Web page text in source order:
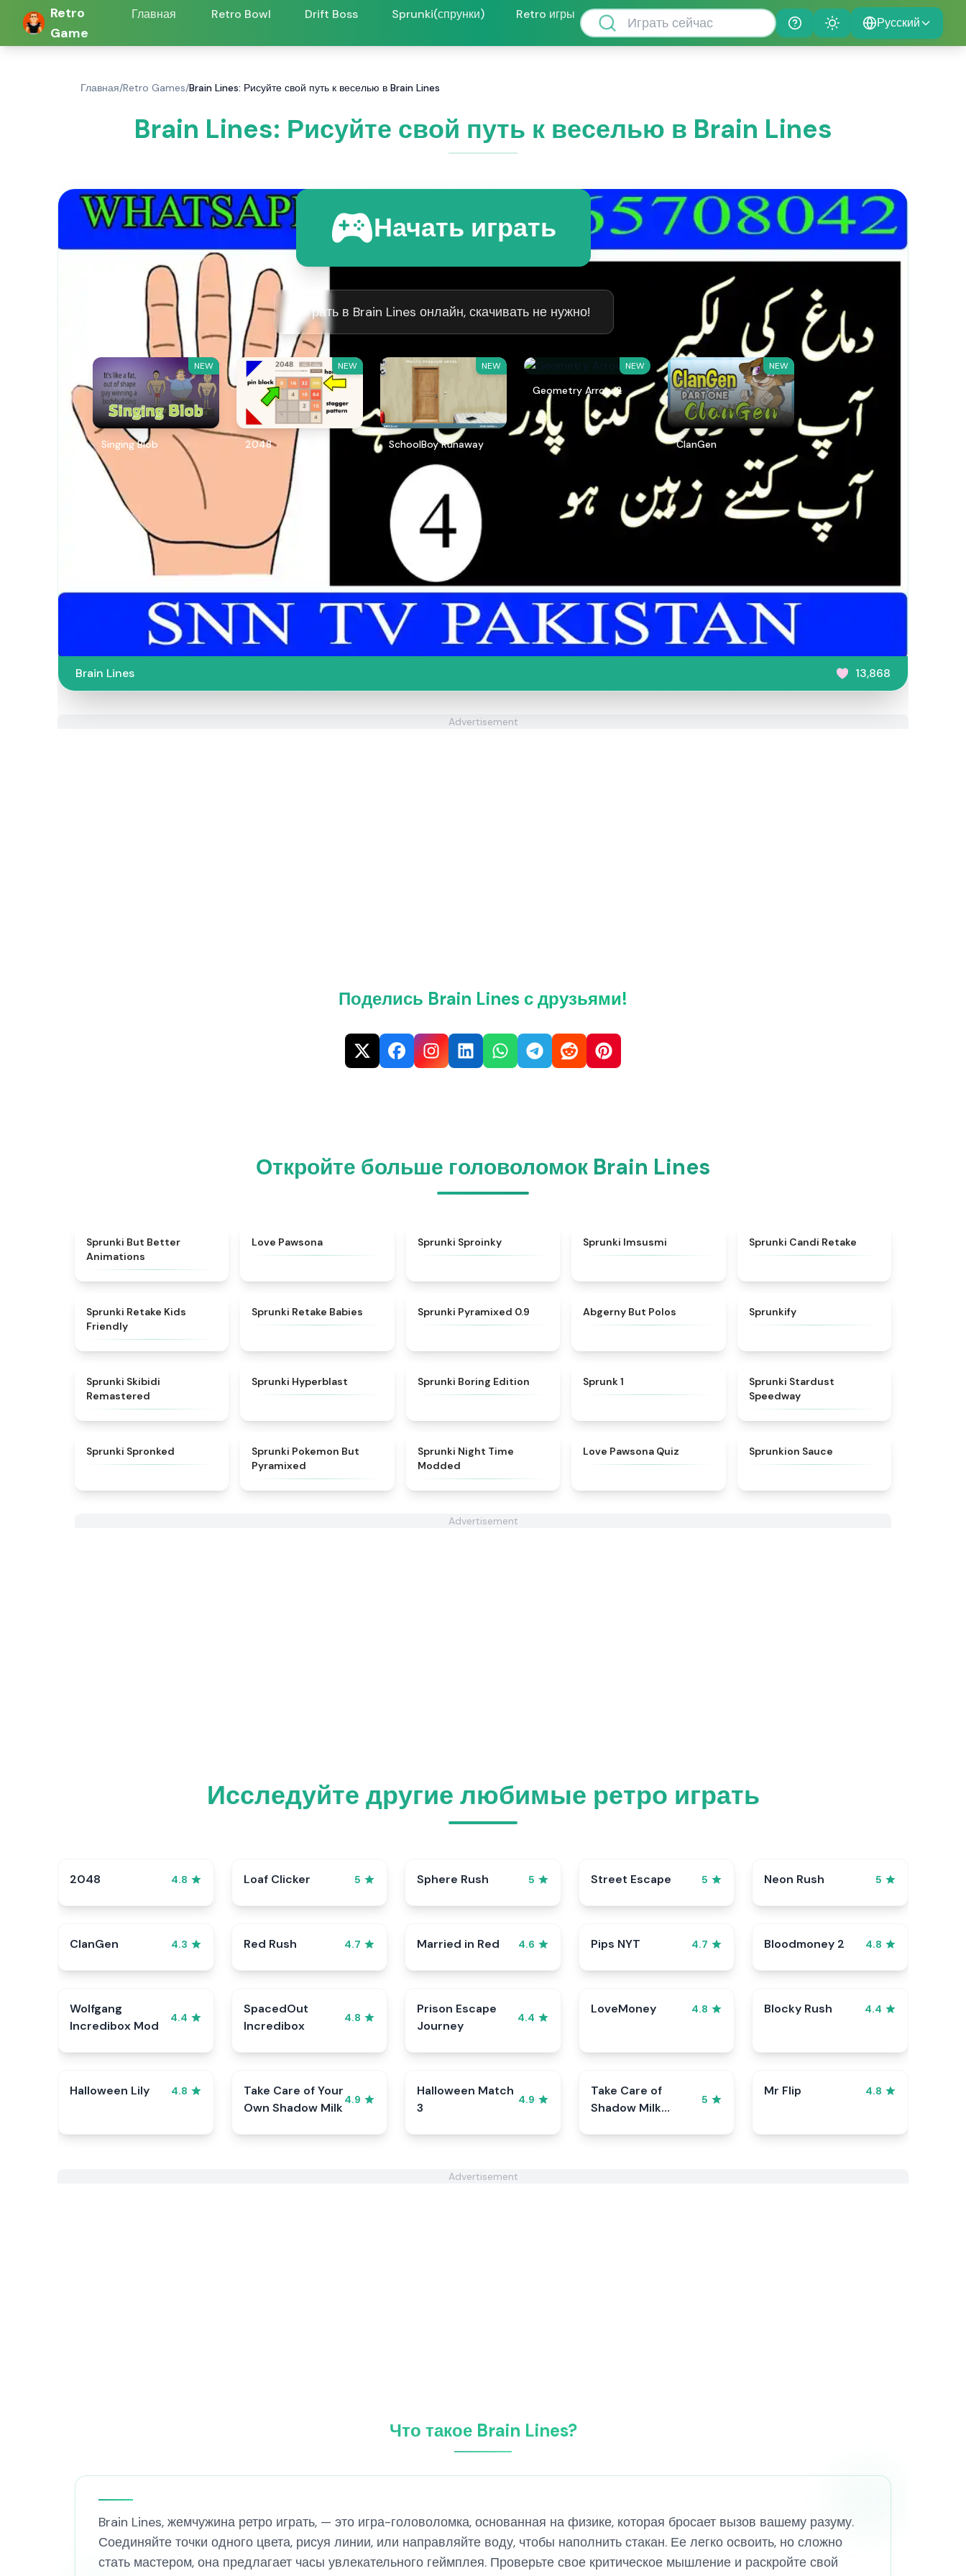
Retro
Game
Главная Retro Bowl Drift Boss Sprunki(спрунки)
Retro игры
Help
Theme Русский
Главная/Retro Games/Brain Lines: Рисуйте свой путь к веселью в Brain Lines
Brain Lines: Рисуйте свой путь к веселью в Brain Lines
Начать играть
Играть в Brain Lines онлайн, скачивать не нужно!
NEW
Singing Blob
NEW
2048
NEW
SchoolBoy Runaway
NEW
Geometry Arrow 2
NEW
ClanGen
Brain Lines 13,868
Advertisement
Поделись Brain Lines с друзьями!
Откройте больше головоломок Brain Lines
Sprunki But Better
Animations
Love Pawsona Sprunki Sproinky Sprunki Imsusmi Sprunki Candi Retake
Sprunki Retake Kids
Friendly
Sprunki Retake Babies ★
Sprunki Pyramixed 0.9 Abgerny But Polos Sprunkify
Sprunki Skibidi
Remastered
Sprunki Hyperblast Sprunki Boring Edition Sprunk 1
Sprunki Stardust
Speedway
Sprunki Spronked
Sprunki Pokemon But
Pyramixed
Sprunki Night Time
Modded
Love Pawsona Quiz Sprunkion Sauce
Advertisement
Исследуйте другие любимые ретро играть
2048 4.8 Loaf Clicker 5 Sphere Rush 5 Street Escape 5 Neon Rush 5
ClanGen 4.3 Red Rush 4.7 Married in Red 4.6 Pips NYT 4.7 Bloodmoney 2 4.8
Wolfgang
Incredibox Mod
4.4
SpacedOut
Incredibox
4.8
Prison Escape
Journey
4.4
LoveMoney 4.8 Blocky Rush 4.4
Halloween Lily 4.8
Take Care of Your
Own Shadow Milk
4.9
Halloween Match
3
4.9
Take Care of
Shadow Milk
5
Mr Flip 4.8
Advertisement
Что такое Brain Lines?
Brain Lines, жемчужина ретро играть, — это игра-головоломка, основанная на физике, которая бросает вызов вашему разуму.
Соединяйте точки одного цвета, рисуя линии, или направляйте воду, чтобы наполнить стакан. Ее легко освоить, но сложно
стать мастером, она предлагает часы увлекательного геймплея. Проверьте свое критическое мышление и раскройте свой